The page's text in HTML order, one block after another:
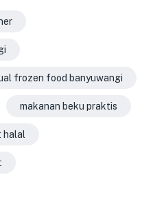
frozen food banyuwangi
makanan beku praktis
halal